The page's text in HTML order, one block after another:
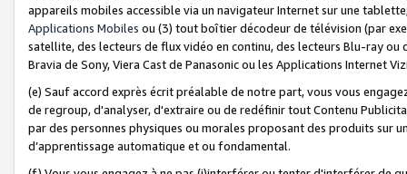
appareils mobiles accessible via un navigateur Internet sur une
Applications Mobiles ou (3) tout boîtier décodeur de télévision (par
satellite, des lecteurs de flux vidéo en continu, des lecteurs Blu-ray
Bravia de Sony, Viera Cast de Panasonic ou les Applications Internet
(e) Sauf accord exprès écrit préalable de notre part, vous vous
de regroup, d'analyser, d'extraire ou de redéfinir tout Contenu
par des personnes physiques ou morales proposant des produits sur
d’apprentissage automatique et ou fondamental.